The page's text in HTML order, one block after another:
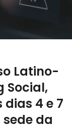
Latino-
Social,
dias 4 e 7
da